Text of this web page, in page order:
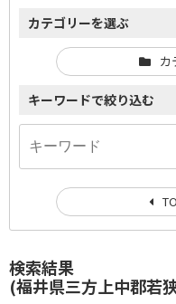
検索結果
(福井県三方上中郡若
カテゴリーを選ぶ
カ
キーワードで絞り込む